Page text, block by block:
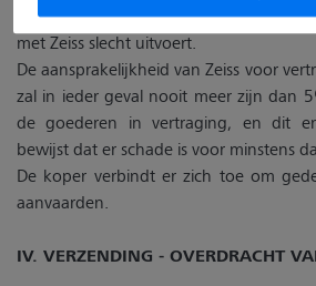
deze algemene
met Zeiss slecht uitvoert.
De aansprakelijkheid van Zeiss voor
zal in ieder geval nooit meer zijn dan
de goederen in vertraging, en dit
bewijst dat er schade is voor minstens
De koper verbindt er zich toe om
aanvaarden.
IV. VERZENDING - OVERDRACHT